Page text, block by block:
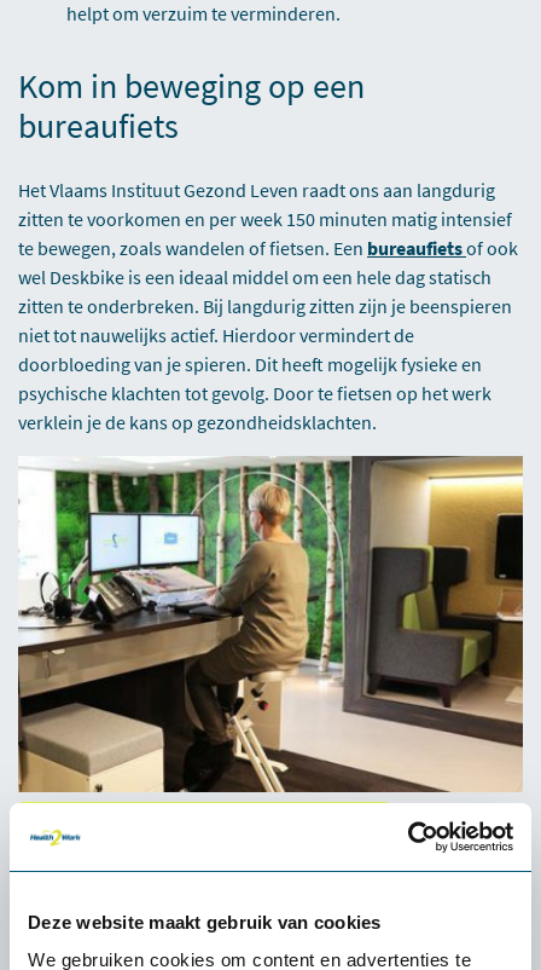
Deze website maakt gebruik van cookies
We gebruiken cookies om content en advertenties te
helpt om verzuim te verminderen.
Kom in beweging op een
bureaufiets
Het Vlaams Instituut Gezond Leven raadt ons aan langdurig
zitten te voorkomen en per week 150 minuten matig intensief
te bewegen, zoals wandelen of fietsen. Een bureaufietsof ook
wel Deskbike is een ideaal middel om een hele dag statisch
zitten te onderbreken. Bij langdurig zitten zijn je beenspieren
niet tot nauwelijks actief. Hierdoor vermindert de
doorbloeding van je spieren. Dit heeft mogelijk fysieke en
psychische klachten tot gevolg. Door te fietsen op het werk
verklein je de kans op gezondheidsklachten.
Probeer de bureaufiets nu 30 dagen gratis
Nieuwsblad